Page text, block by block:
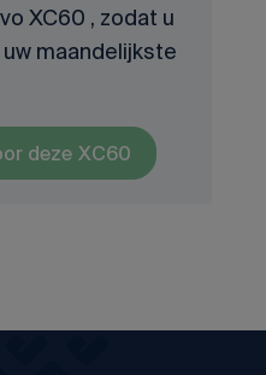
XC60 , zodat u
maandelijkste
deze XC60